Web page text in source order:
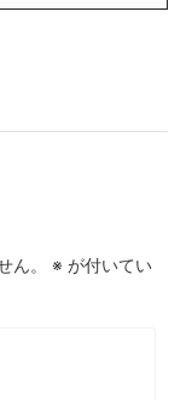
ん。 ※ が付いてい